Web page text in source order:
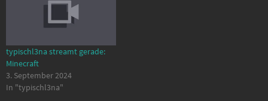
typischl3na streamt gerade:
Minecraft
3. September 2024
In "typischl3na"